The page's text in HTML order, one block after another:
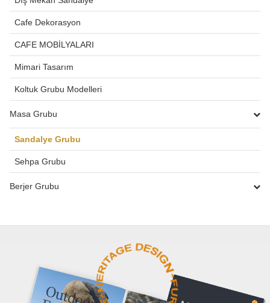
Cafe Dekorasyon
CAFE MOBİLYALARI
Mimari Tasarım
Koltuk Grubu Modelleri
Masa Grubu
Sandalye Grubu
Sehpa Grubu
Berjer Grubu